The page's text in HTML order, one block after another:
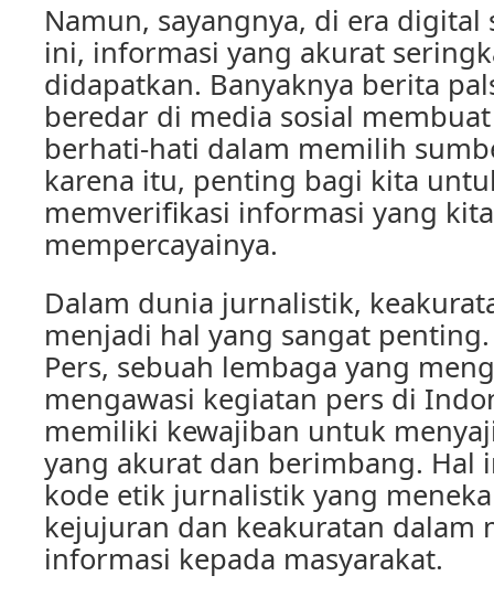
Namun, sayangnya, di era digital
ini, informasi yang akurat
didapatkan. Banyaknya berita
beredar di media sosial
berhati-hati dalam memilih
karena itu, penting bagi kita
memverifikasi informasi yang
mempercayainya.
Dalam dunia jurnalistik,
menjadi hal yang sangat
Pers, sebuah lembaga yang
mengawasi kegiatan pers di
memiliki kewajiban untuk
yang akurat dan berimbang. Hal
kode etik jurnalistik yang
kejujuran dan keakuratan dalam
informasi kepada masyarakat.